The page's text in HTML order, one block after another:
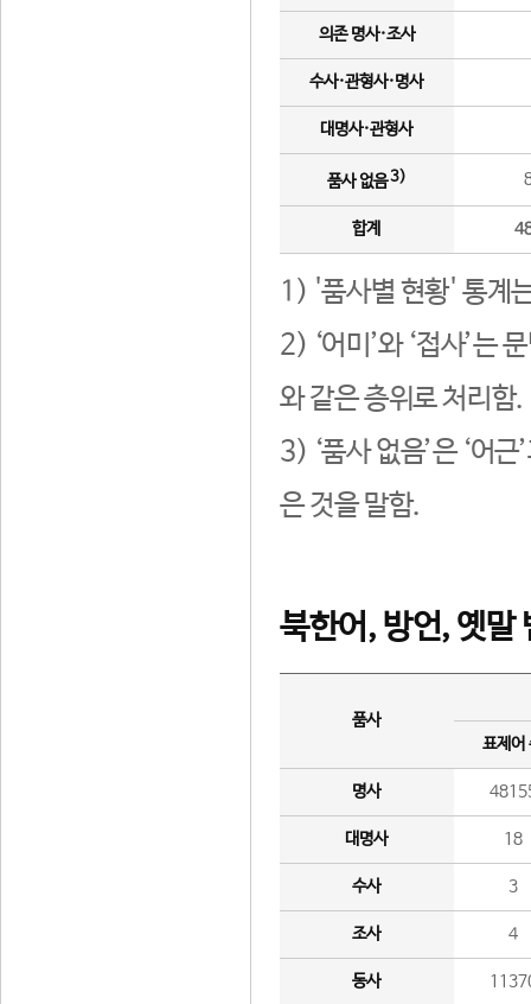
의존 명사·조사
수사·관형사·명사
대명사·관형사
품사 없음3)
합계
1) '품사별 현황' 통계
2) ‘어미’와 ‘접사’는
와 같은 층위로 처리함.
3) ‘품사 없음’은 ‘어
은 것을 말함.
북한어, 방언, 옛말
품사
표제어
명사
대명사 18
수사 3
조사 4
동사